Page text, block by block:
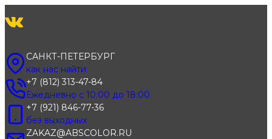
к
САНКТ-ПЕТЕРБУРГ
как нас найти
+7 (812) 313-47-84
Ежедневно с 10:00 до 18:00
+7 (921) 846-77-36
без выходных
ZAKAZ@ABSCOLOR.RU